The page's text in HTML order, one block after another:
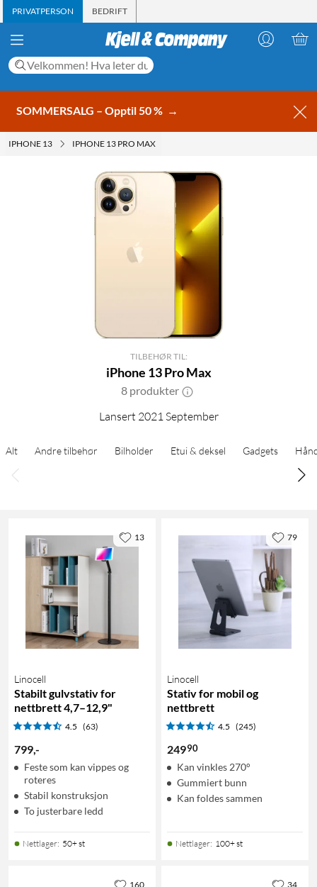
PRIVATPERSON BEDRIFT
SOMMERSALG – Opptil 50 % →
IPHONE 13 IPHONE 13 PRO MAX
TILBEHØR TIL:
iPhone 13 Pro Max
8 produkter
Lansert 2021 September
Alt Andre tilbehør Bilholder Etui & deksel Gadgets
Linocell
Stabilt gulvstativ for
nettbrett 4,7–12,9"
4.5 (63)
799,-
Feste som kan vippes og
roteres
Stabil konstruksjon
To justerbare ledd
Nettlager: 50+ st
13
Linocell
Stativ for mobil og
nettbrett
4.5 (245)
24990
Kan vinkles 270°
Gummiert bunn
Kan foldes sammen
Nettlager: 100+ st
79
160 34